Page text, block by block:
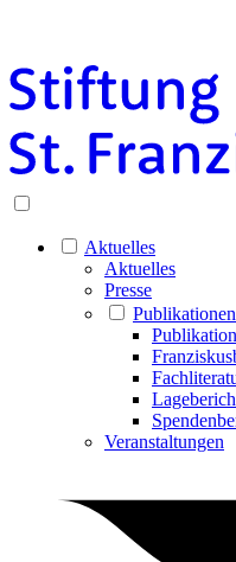
Aktuelles
Aktuelles
Presse
Veranstaltungen